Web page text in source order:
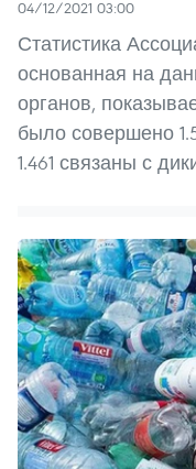
04/12/2021 03:00
Статистика
основанная на
органов,
было совершено
1.461 связаны с